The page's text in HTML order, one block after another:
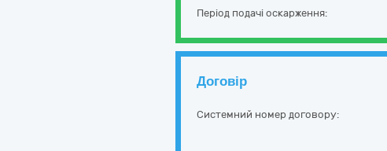
Період подачі оскарження:
Договір
Системний номер договору: